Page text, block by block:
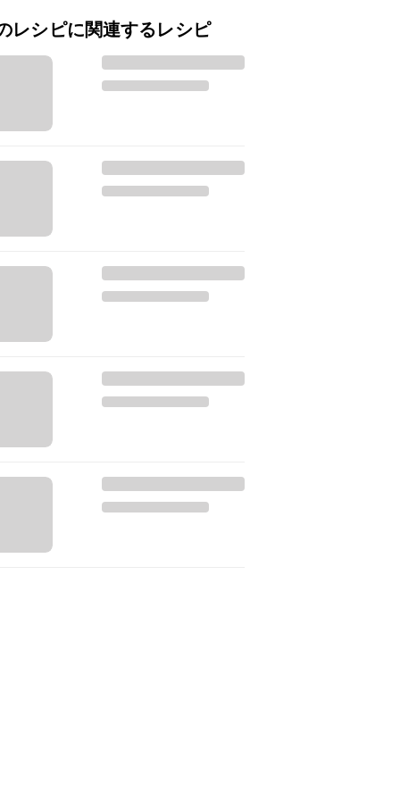
レシピに関連するレシピ